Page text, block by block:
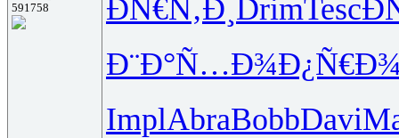
591758
ÐÑ€Ñ‚Ð¸ DrimTesc
Ð¨Ð°Ñ…Ð¾
ImplAbraBobbDavi